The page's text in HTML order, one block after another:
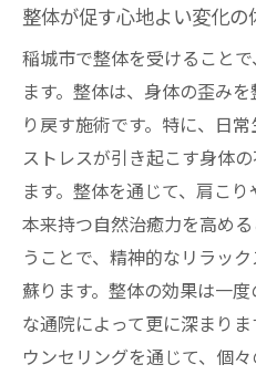
整体が促す心地よい変化の
稲城市で整体を受けること
ます。整体は、身体の歪み
り戻す施術です。特に、日
ストレスが引き起こす身体
ます。整体を通じて、肩こ
本来持つ自然治癒力を高め
うことで、精神的なリラッ
蘇ります。整体の効果は一
な通院によって更に深まり
ウンセリングを通じて、個